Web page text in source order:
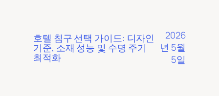
호텔 침구 선택 가이드: 디자인
기준, 소재 성능 및 수명 주기
최적화
2026
년 5월
5일